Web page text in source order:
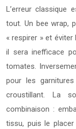
L’erreur classique
tout. Un bee wrap,
« respirer » et
il sera inefficace
tomates.
pour les
croustillant. La
combinaison :
tissu, puis le